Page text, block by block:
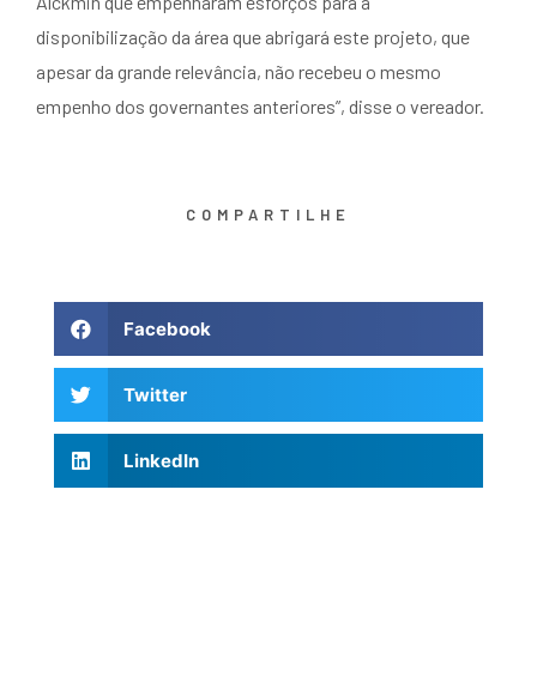
disponibilização da área que abrigará este projeto, que
apesar da grande relevância, não recebeu o mesmo
empenho dos governantes anteriores”, disse o vereador.
COMPARTILHE
Facebook
Twitter
LinkedIn